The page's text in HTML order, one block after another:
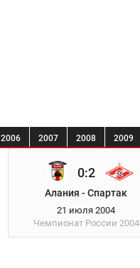
2006 2007 2008 2009
0:2
Алания - Спартак
21 июля 2004
Чемпионат России 2004